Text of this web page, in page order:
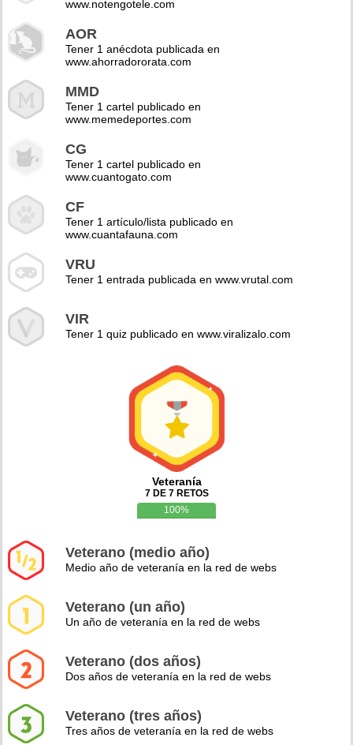
www.notengotele.com
AOR
Tener 1 anécdota publicada en
www.ahorradororata.com
MMD
Tener 1 cartel publicado en
www.memedeportes.com
CG
Tener 1 cartel publicado en
www.cuantogato.com
CF
Tener 1 artículo/lista publicado en
www.cuantafauna.com
VRU
Tener 1 entrada publicada en www.vrutal.com
VIR
Tener 1 quiz publicado en www.viralizalo.com
Veteranía
7 DE 7 RETOS
100%
Veterano (medio año)
Medio año de veteranía en la red de webs
Veterano (un año)
Un año de veteranía en la red de webs
Veterano (dos años)
Dos años de veteranía en la red de webs
Veterano (tres años)
Tres años de veteranía en la red de webs